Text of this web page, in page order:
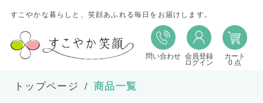
すこやかな暮らしと、笑顔あふれる毎日をお届けします。
問い合わせ 会員登録
ログイン
カート
0 点
トップページ 商品一覧
並び替え